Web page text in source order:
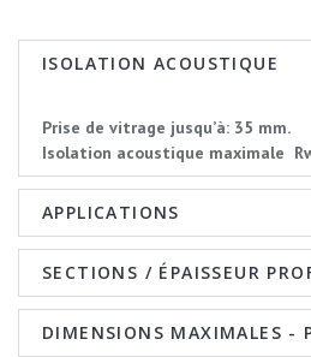
ISOLATION ACOUSTIQUE
Prise de vitrage jusqu’à: 35 mm.
Isolation acoustique maximale
APPLICATIONS
SECTIONS / ÉPAISSEUR
DIMENSIONS MAXIMALES -